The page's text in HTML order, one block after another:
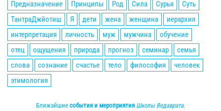
Предназначение
Принципы Род Сила Сурья
Суть
ТантраДжйотиш
Я дети жена женщина
иерархия
интерпретация
личность муж мужчина
обучение
отец
ощущения природа прогноз семинар
семья
слова
сознание счастье тело философия
человек
этимология
Ближайшие события и мероприятия Школы Ведаврата.